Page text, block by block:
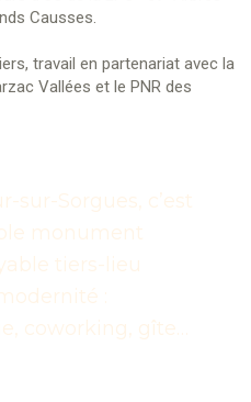
Causses.
travail en partenariat avec la
Vallées et le PNR des
sur-Sorgues, c’est
monument
tiers-lieu
:
coworking, gîte…